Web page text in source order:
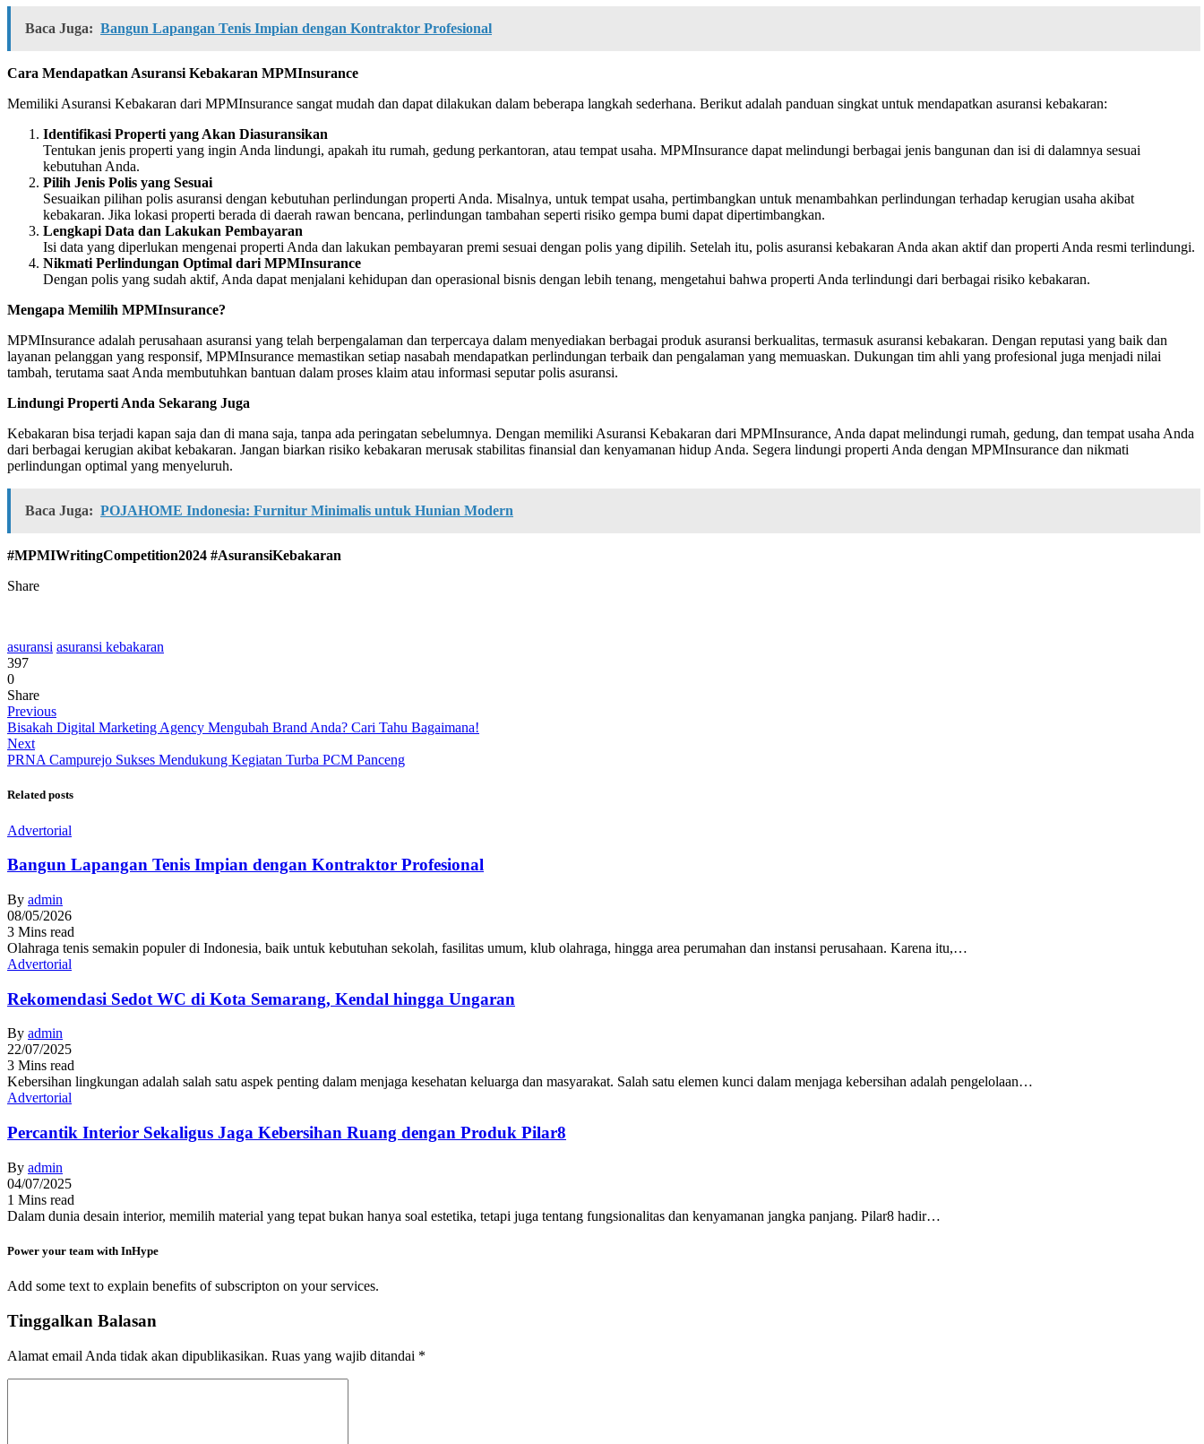
Baca Juga: Bangun Lapangan Tenis Impian dengan Kontraktor Profesional
Cara Mendapatkan Asuransi Kebakaran MPMInsurance
Memiliki Asuransi Kebakaran dari MPMInsurance sangat mudah dan dapat dilakukan dalam beberapa langkah sederhana. Berikut adalah panduan singkat untuk mendapatkan asuransi kebakaran:
Identifikasi Properti yang Akan Diasuransikan
Tentukan jenis properti yang ingin Anda lindungi, apakah itu rumah, gedung perkantoran, atau tempat usaha. MPMInsurance dapat melindungi berbagai jenis bangunan dan isi di dalamnya sesuai
kebutuhan Anda.
Pilih Jenis Polis yang Sesuai
Sesuaikan pilihan polis asuransi dengan kebutuhan perlindungan properti Anda. Misalnya, untuk tempat usaha, pertimbangkan untuk menambahkan perlindungan terhadap kerugian usaha akibat
kebakaran. Jika lokasi properti berada di daerah rawan bencana, perlindungan tambahan seperti risiko gempa bumi dapat dipertimbangkan.
Lengkapi Data dan Lakukan Pembayaran
Isi data yang diperlukan mengenai properti Anda dan lakukan pembayaran premi sesuai dengan polis yang dipilih. Setelah itu, polis asuransi kebakaran Anda akan aktif dan properti Anda resmi terlindungi.
Nikmati Perlindungan Optimal dari MPMInsurance
Dengan polis yang sudah aktif, Anda dapat menjalani kehidupan dan operasional bisnis dengan lebih tenang, mengetahui bahwa properti Anda terlindungi dari berbagai risiko kebakaran.
Mengapa Memilih MPMInsurance?
MPMInsurance adalah perusahaan asuransi yang telah berpengalaman dan terpercaya dalam menyediakan berbagai produk asuransi berkualitas, termasuk asuransi kebakaran. Dengan reputasi yang baik dan
layanan pelanggan yang responsif, MPMInsurance memastikan setiap nasabah mendapatkan perlindungan terbaik dan pengalaman yang memuaskan. Dukungan tim ahli yang profesional juga menjadi nilai
tambah, terutama saat Anda membutuhkan bantuan dalam proses klaim atau informasi seputar polis asuransi.
Lindungi Properti Anda Sekarang Juga
Kebakaran bisa terjadi kapan saja dan di mana saja, tanpa ada peringatan sebelumnya. Dengan memiliki Asuransi Kebakaran dari MPMInsurance, Anda dapat melindungi rumah, gedung, dan tempat usaha Anda
dari berbagai kerugian akibat kebakaran. Jangan biarkan risiko kebakaran merusak stabilitas finansial dan kenyamanan hidup Anda. Segera lindungi properti Anda dengan MPMInsurance dan nikmati
perlindungan optimal yang menyeluruh.
Baca Juga: POJAHOME Indonesia: Furnitur Minimalis untuk Hunian Modern
#MPMIWritingCompetition2024 #AsuransiKebakaran
Share
asuransi asuransi kebakaran
397
0
Share
Previous
Bisakah Digital Marketing Agency Mengubah Brand Anda? Cari Tahu Bagaimana!
Next
PRNA Campurejo Sukses Mendukung Kegiatan Turba PCM Panceng
Related posts
Advertorial
Bangun Lapangan Tenis Impian dengan Kontraktor Profesional
By admin
08/05/2026
3 Mins read
Olahraga tenis semakin populer di Indonesia, baik untuk kebutuhan sekolah, fasilitas umum, klub olahraga, hingga area perumahan dan instansi perusahaan. Karena itu,…
Advertorial
Rekomendasi Sedot WC di Kota Semarang, Kendal hingga Ungaran
By admin
22/07/2025
3 Mins read
Kebersihan lingkungan adalah salah satu aspek penting dalam menjaga kesehatan keluarga dan masyarakat. Salah satu elemen kunci dalam menjaga kebersihan adalah pengelolaan…
Advertorial
Percantik Interior Sekaligus Jaga Kebersihan Ruang dengan Produk Pilar8
By admin
04/07/2025
1 Mins read
Dalam dunia desain interior, memilih material yang tepat bukan hanya soal estetika, tetapi juga tentang fungsionalitas dan kenyamanan jangka panjang. Pilar8 hadir…
Power your team with InHype
Add some text to explain benefits of subscripton on your services.
Tinggalkan Balasan
Alamat email Anda tidak akan dipublikasikan. Ruas yang wajib ditandai *